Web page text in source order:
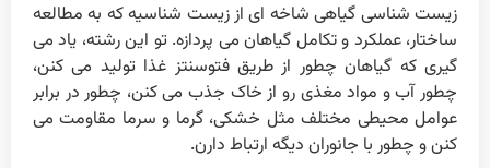
زیست شناسی گیاهی شاخه ای از زیست شناسیه که به مطالعه
ساختار، عملکرد و تکامل گیاهان می پردازه. تو این رشته، یاد می
گیری که گیاهان چطور از طریق فتوسنتز غذا تولید می کنن،
چطور آب و مواد مغذی رو از خاک جذب می کنن، چطور در برابر
عوامل محیطی مختلف مثل خشکی، گرما و سرما مقاومت می
کنن و چطور با جانوران دیگه ارتباط دارن.